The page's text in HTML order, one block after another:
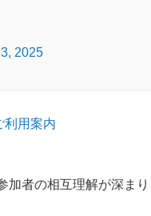
2025
利用案内
者の相互理解が深まり